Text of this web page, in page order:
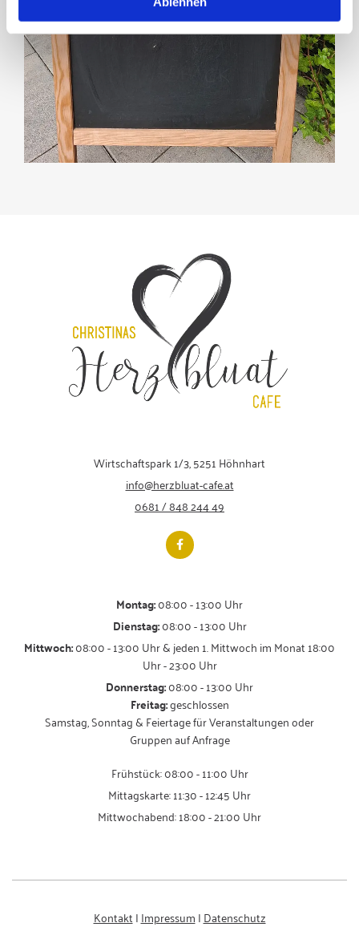
Wirtschaftspark 1/3, 5251 Höhnhart
info@herzbluat-cafe.at
0681 / 848 244 49
Montag:08:00 - 13:00 Uhr
Dienstag:08:00 - 13:00 Uhr
Mittwoch:08:00 - 13:00 Uhr & jeden 1. Mittwoch im Monat 18:00
Uhr - 23:00 Uhr
Donnerstag:08:00 - 13:00 Uhr
Freitag:geschlossen
Samstag, Sonntag & Feiertage für Veranstaltungen oder
Gruppen auf Anfrage
Frühstück: 08:00 - 11:00 Uhr
Mittagskarte: 11:30 - 12:45 Uhr
Mittwochabend: 18:00 - 21:00 Uhr
Kontakt | Impressum | Datenschutz